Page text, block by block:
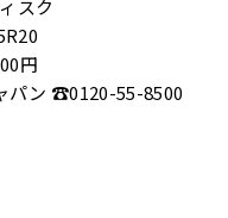
スク
円
パン ☎0120-55-8500